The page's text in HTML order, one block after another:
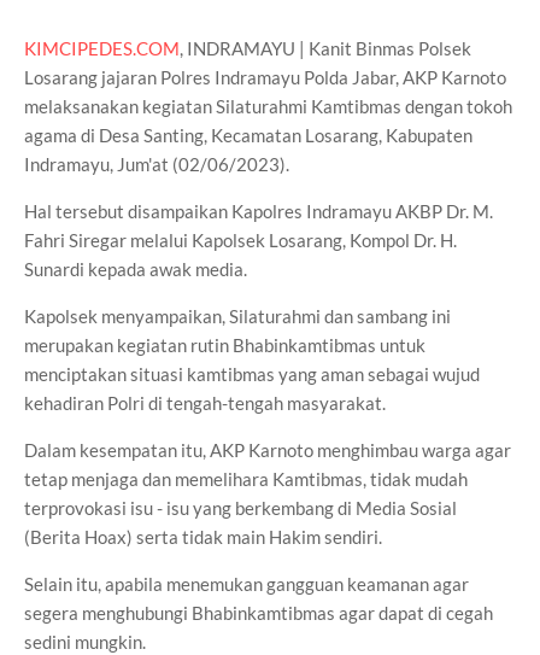
KIMCIPEDES.COM, INDRAMAYU | Kanit Binmas Polsek
Losarang jajaran Polres Indramayu Polda Jabar, AKP Karnoto
melaksanakan kegiatan Silaturahmi Kamtibmas dengan tokoh
agama di Desa Santing, Kecamatan Losarang, Kabupaten
Indramayu, Jum'at (02/06/2023).
Hal tersebut disampaikan Kapolres Indramayu AKBP Dr. M.
Fahri Siregar melalui Kapolsek Losarang, Kompol Dr. H.
Sunardi kepada awak media.
Kapolsek menyampaikan, Silaturahmi dan sambang ini
merupakan kegiatan rutin Bhabinkamtibmas untuk
menciptakan situasi kamtibmas yang aman sebagai wujud
kehadiran Polri di tengah-tengah masyarakat.
Dalam kesempatan itu, AKP Karnoto menghimbau warga agar
tetap menjaga dan memelihara Kamtibmas, tidak mudah
terprovokasi isu - isu yang berkembang di Media Sosial
(Berita Hoax) serta tidak main Hakim sendiri.
Selain itu, apabila menemukan gangguan keamanan agar
segera menghubungi Bhabinkamtibmas agar dapat di cegah
sedini mungkin.